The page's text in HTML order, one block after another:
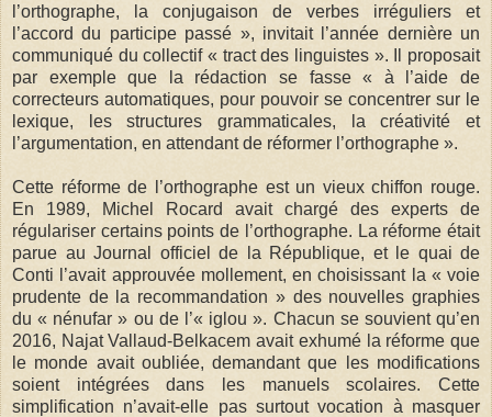
l’orthographe, la conjugaison de verbes irréguliers et
l’accord du participe passé », invitait l’année dernière un
communiqué du collectif « tract des linguistes ». Il proposait
par exemple que la rédaction se fasse « à l’aide de
correcteurs automatiques, pour pouvoir se concentrer sur le
lexique, les structures grammaticales, la créativité et
l’argumentation, en attendant de réformer l’orthographe ».
Cette réforme de l’orthographe est un vieux chiffon rouge.
En 1989, Michel Rocard avait chargé des experts de
régulariser certains points de l’orthographe. La réforme était
parue au Journal officiel de la République, et le quai de
Conti l’avait approuvée mollement, en choisissant la « voie
prudente de la recommandation » des nouvelles graphies
du « nénufar » ou de l’« iglou ». Chacun se souvient qu’en
2016, Najat Vallaud-Belkacem avait exhumé la réforme que
le monde avait oubliée, demandant que les modifications
soient intégrées dans les manuels scolaires. Cette
simplification n’avait-elle pas surtout vocation à masquer